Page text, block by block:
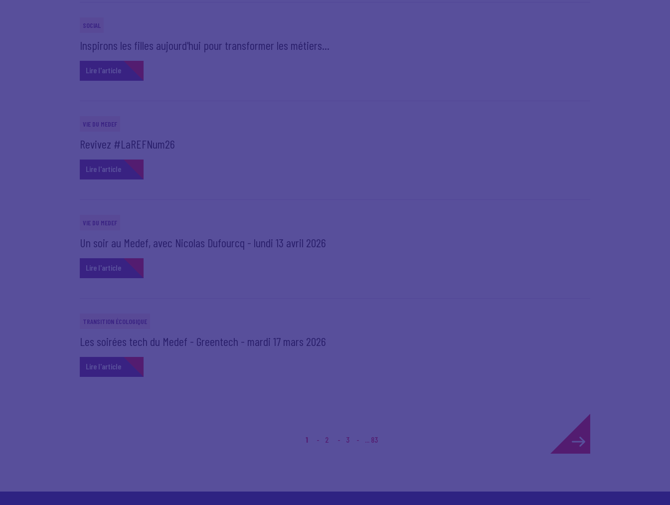
SOCIAL
Inspirons les filles aujourd'hui pour transformer les métiers...
Lire l'article
VIE DU MEDEF
Revivez #LaREFNum26
Lire l'article
VIE DU MEDEF
Un soir au Medef, avec Nicolas Dufourcq - lundi 13 avril 2026
Lire l'article
TRANSITION ÉCOLOGIQUE
Les soirées tech du Medef - Greentech - mardi 17 mars 2026
Lire l'article
1 2 3 ... 83